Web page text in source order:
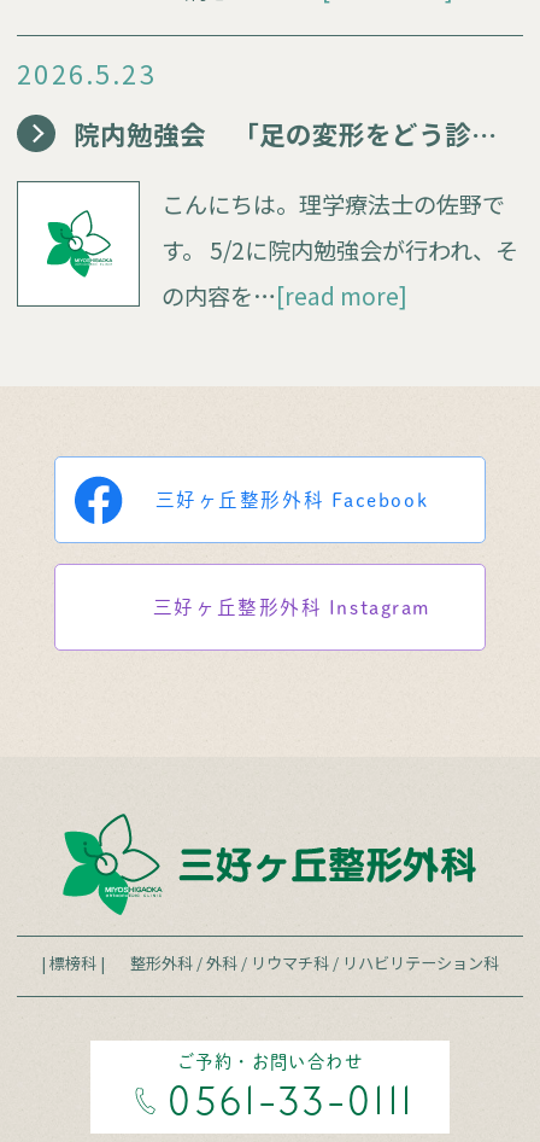
2026.5.23
院内勉強会 「足の変形をどう診る？」
こんにちは。理学療法士の佐野で
す。 5/2に院内勉強会が行われ、そ
の内容を…[read more]
三好ヶ丘整形外科 Facebook
三好ヶ丘整形外科 Instagram
| 標榜科 | 整形外科/外科/ リウマチ科/ リハビリテーション科
ご予約・お問い合わせ
0561-33-0111